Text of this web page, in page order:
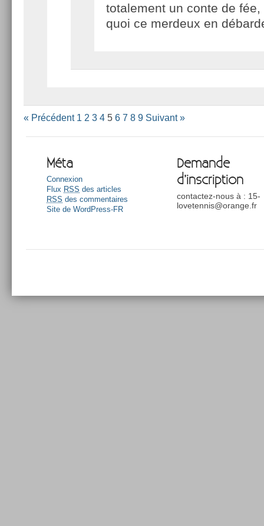
totalement un conte de fée,
quoi ce merdeux en
« Précédent 1 2 3 4 5 6 7 8 9 Suivant »
Méta
Connexion
Flux RSS des articles
RSS des commentaires
Site de WordPress-FR
Demande
d’inscription
contactez-nous à : 15-
lovetennis@orange.fr